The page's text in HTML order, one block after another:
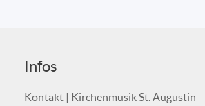
Infos
Kontakt | Kirchenmusik St. Augustin